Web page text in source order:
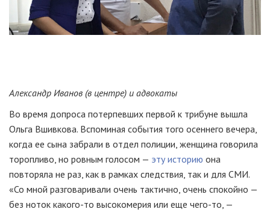
Александр Иванов (в центре) и адвокаты
Во время допроса потерпевших первой к трибуне вышла
Ольга Вшивкова. Вспоминая события того осеннего вечера,
когда ее сына забрали в отдел полиции, женщина говорила
торопливо, но ровным голосом — эту историю она
повторяла не раз, как в рамках следствия, так и для СМИ.
«Со мной разговаривали очень тактично, очень спокойно —
без ноток какого-то высокомерия или еще чего-то, —